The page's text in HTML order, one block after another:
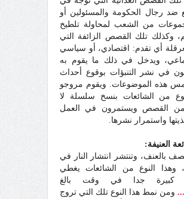
ضد رجال الحكومة والمسئولين أو
من الشعب لمحاولة تلطيخ
وكذلك تلك القصص الزائفة التي
أي تقدم: اقتصادي، أو سياسي
ويدخل في ذلك ما يقوم به
في نشر التنبؤات بوقوع أحداث
هذه الموضوعات. ويقوم مروجو
من الشائعات بنسخ سلسلة لا
من القصص ويستمرون في العمل
واستمرار نشرها.
العنيفة:
بالعنف، وتنتشر انتشار النار في
وهذا النوع من الشائعات يغطي
كبيرة جدا في وقت بالغ
ومن نمط هذا النوع تلك التي تروج